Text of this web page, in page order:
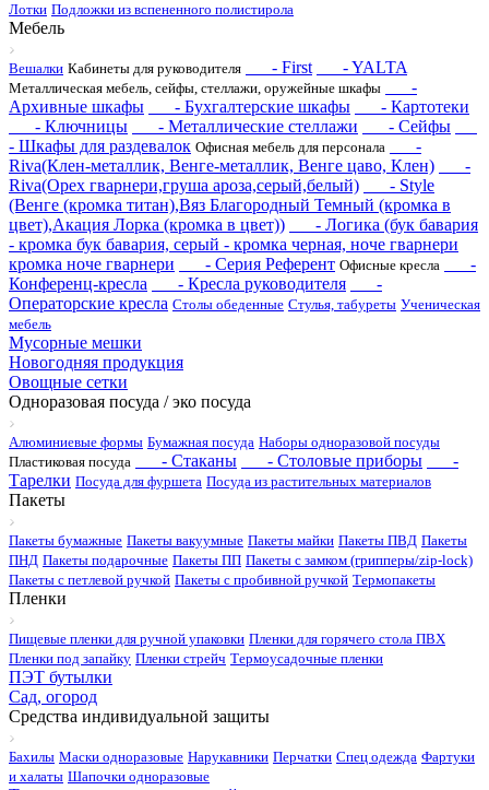
Лотки Подложки из вспененного полистирола
Мебель
Вешалки Кабинеты для руководителя - First - YALTA
Металлическая мебель, сейфы, стеллажи, оружейные шкафы
-
Архивные шкафы
- Бухгалтерские шкафы
- Картотеки
- Ключницы
- Металлические стеллажи
- Сейфы
- Шкафы для раздевалок Офисная мебель для персонала
-
Riva(Клен-металлик, Венге-металлик, Венге цаво, Клен)
-
Riva(Орех гварнери,груша ароза,серый,белый)
- Style
(Венге (кромка титан),Вяз Благородный Темный (кромка в
цвет),Акация Лорка (кромка в цвет))
- Логика (бук бавария
- кромка бук бавария, серый - кромка черная, ноче гварнери
кромка ноче гварнери
- Серия Референт Офисные кресла
-
Конференц-кресла
- Кресла руководителя
-
Операторские кресла Столы обеденные Стулья, табуреты Ученическая
мебель
Мусорные мешки
Новогодняя продукция
Овощные сетки
Одноразовая посуда / эко посуда
Алюминиевые формы Бумажная посуда Наборы одноразовой посуды
Пластиковая посуда
- Стаканы - Столовые приборы
-
Тарелки Посуда для фуршета Посуда из растительных материалов
Пакеты
Пакеты бумажные Пакеты вакуумные Пакеты майки Пакеты ПВД Пакеты
ПНД Пакеты подарочные Пакеты ПП Пакеты с замком (грипперы/zip-lock)
Пакеты с петлевой ручкой Пакеты с пробивной ручкой Термопакеты
Пленки
Пищевые пленки для ручной упаковки Пленки для горячего стола ПВХ
Пленки под запайку Пленки стрейч Термоусадочные пленки
ПЭТ бутылки
Сад, огород
Средства индивидуальной защиты
Бахилы Маски одноразовые Нарукавники Перчатки Спец одежда Фартуки
и халаты Шапочки одноразовые